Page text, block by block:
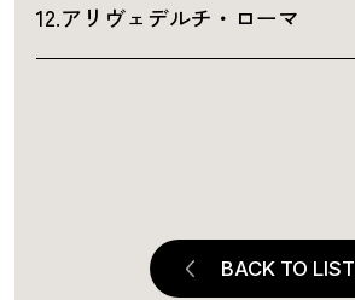
12.アリヴェデルチ・ローマ
BACK TO LIST